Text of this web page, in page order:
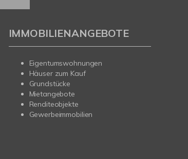
IMMOBILIENANGEBOTE
Eigentumswohnungen
Häuser zum Kauf
Grundstücke
Mietangebote
Renditeobjekte
Gewerbeimmobilien